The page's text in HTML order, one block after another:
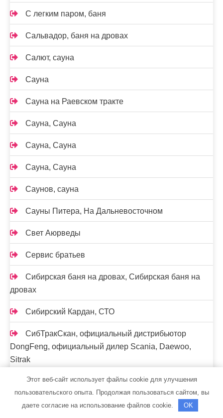
С легким паром, баня
Сальвадор, баня на дровах
Салют, сауна
Сауна
Сауна на Раевском тракте
Сауна, Сауна
Сауна, Сауна
Сауна, Сауна
Саунов, сауна
Сауны Питера, На Дальневосточном
Свет Аюрведы
Сервис братьев
Сибирская баня на дровах, Сибирская баня на
дровах
Сибирский Кардан, СТО
СибТракСкан, официальный дистрибьютор
DongFeng, официальный дилер Scania, Daewoo,
Sitrak
Скиф, автомойка
Скорпион, сауна
Этот веб-сайт использует файлы cookie для улучшения
пользовательского опыта. Продолжая пользоваться сайтом, вы
даете согласие на использование файлов cookie.
OK